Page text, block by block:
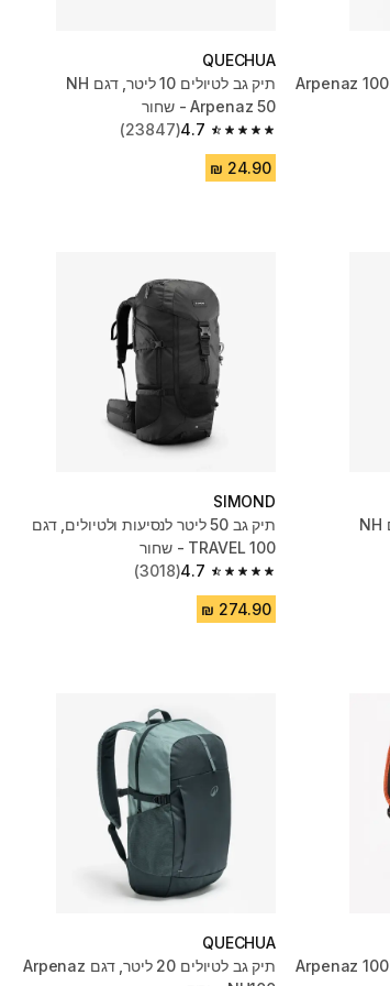
תרמיל טיולים ‏27 ליטר, דגם Arpenaz 100
QUECHUA
תיק גב לטיולים 10 ליטר, דגם NH
Arpenaz 50 - שחור
4.7
4.7 out of 5 stars from 23847 reviews
(23847)
תיק גב לטיולים 10 ליטר, דגם NH
SIMOND
תיק גב 50 ליטר לנסיעות ולטיולים, דגם
TRAVEL 100 - שחור
4.7
4.7 out of 5 stars from 3018 reviews
(3018)
תרמיל טיולים ‏27 ליטר, דגם Arpenaz 100
QUECHUA
תיק גב לטיולים 20 ליטר, דגם Arpenaz